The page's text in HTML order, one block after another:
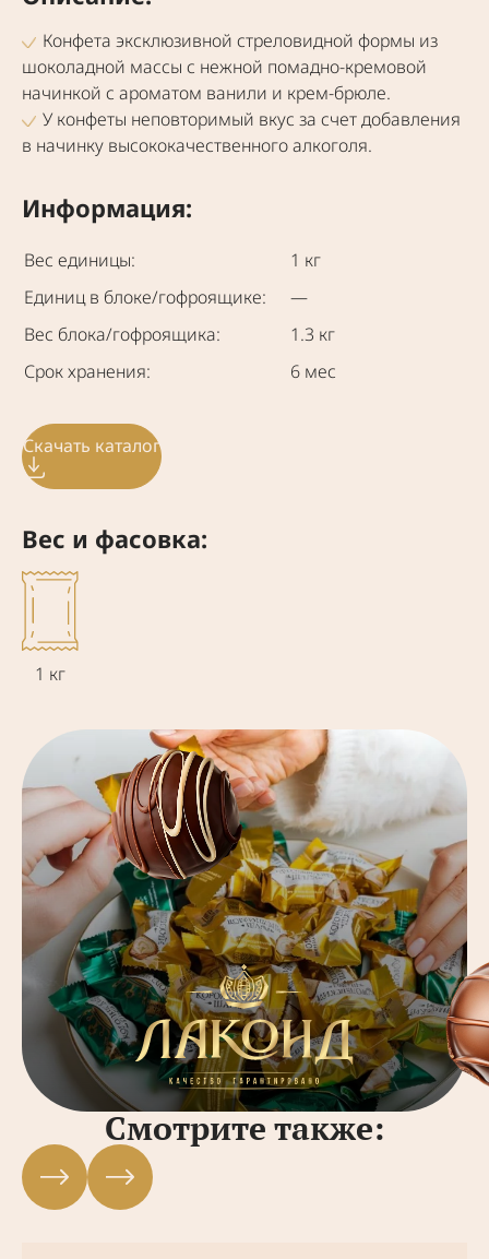
Кон­фе­та экс­клю­зив­ной стре­ло­вид­ной фор­мы из
шоко­лад­ной мас­сы с неж­ной помад­но-кре­мо­вой
начин­кой с аро­ма­том вани­ли и крем-брю­ле.
У кон­фе­ты непо­вто­ри­мый вкус за счет добав­ле­ния
в начин­ку высо­ко­ка­че­ствен­но­го алко­го­ля.
Информация:
Вес единицы:
1 кг
Единиц в блоке/гофроящике:
—
Вес блока/гофроящика:
1.3 кг
Срок хранения:
6 мес
Скачать каталог
Вес и фасовка:
1 кг
Смотрите также: